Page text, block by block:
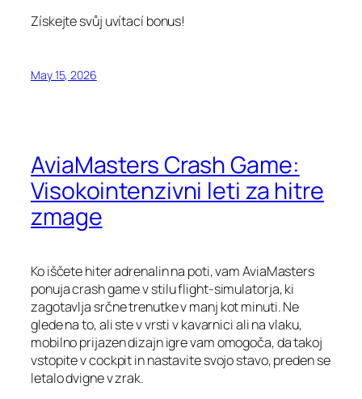
Získejte svůj uvítací bonus!
May 15, 2026
AviaMasters Crash Game:
Visokointenzivni leti za hitre
zmage
Ko iščete hiter adrenalin na poti, vam AviaMasters
ponuja crash game v stilu flight‑simulatorja, ki
zagotavlja srčne trenutke v manj kot minuti. Ne
glede na to, ali ste v vrsti v kavarnici ali na vlaku,
mobilno prijazen dizajn igre vam omogoča, da takoj
vstopite v cockpit in nastavite svojo stavo, preden se
letalo dvigne v zrak.